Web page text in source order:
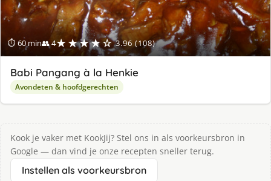
⏱ 60 min👥 4★★★★☆ 3.96 (108)
Babi Pangang à la Henkie
Avondeten & hoofdgerechten
Kook je vaker met KookJij? Stel ons in als voorkeursbron in
Google — dan vind je onze recepten sneller terug.
Instellen als voorkeursbron